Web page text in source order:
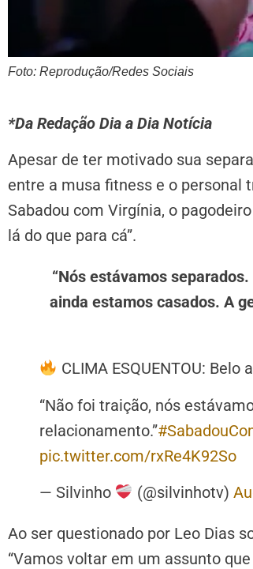
Foto: Reprodução/Redes Sociais
*Da Redação Dia a Dia Notícia
Apesar de ter motivado sua
entre a musa fitness e o personal
Sabadou com Virgínia, o
lá do que para cá”.
“Nós estávamos
ainda estamos casados. A
CLIMA ESQUENTOU:
“Não foi traição, nós
relacionamento.”
pic.twitter.com/rxRe4K92So
— Silvinho
(@silvinhotv)
Ao ser questionado por Leo Dias
“Vamos voltar em um assunto